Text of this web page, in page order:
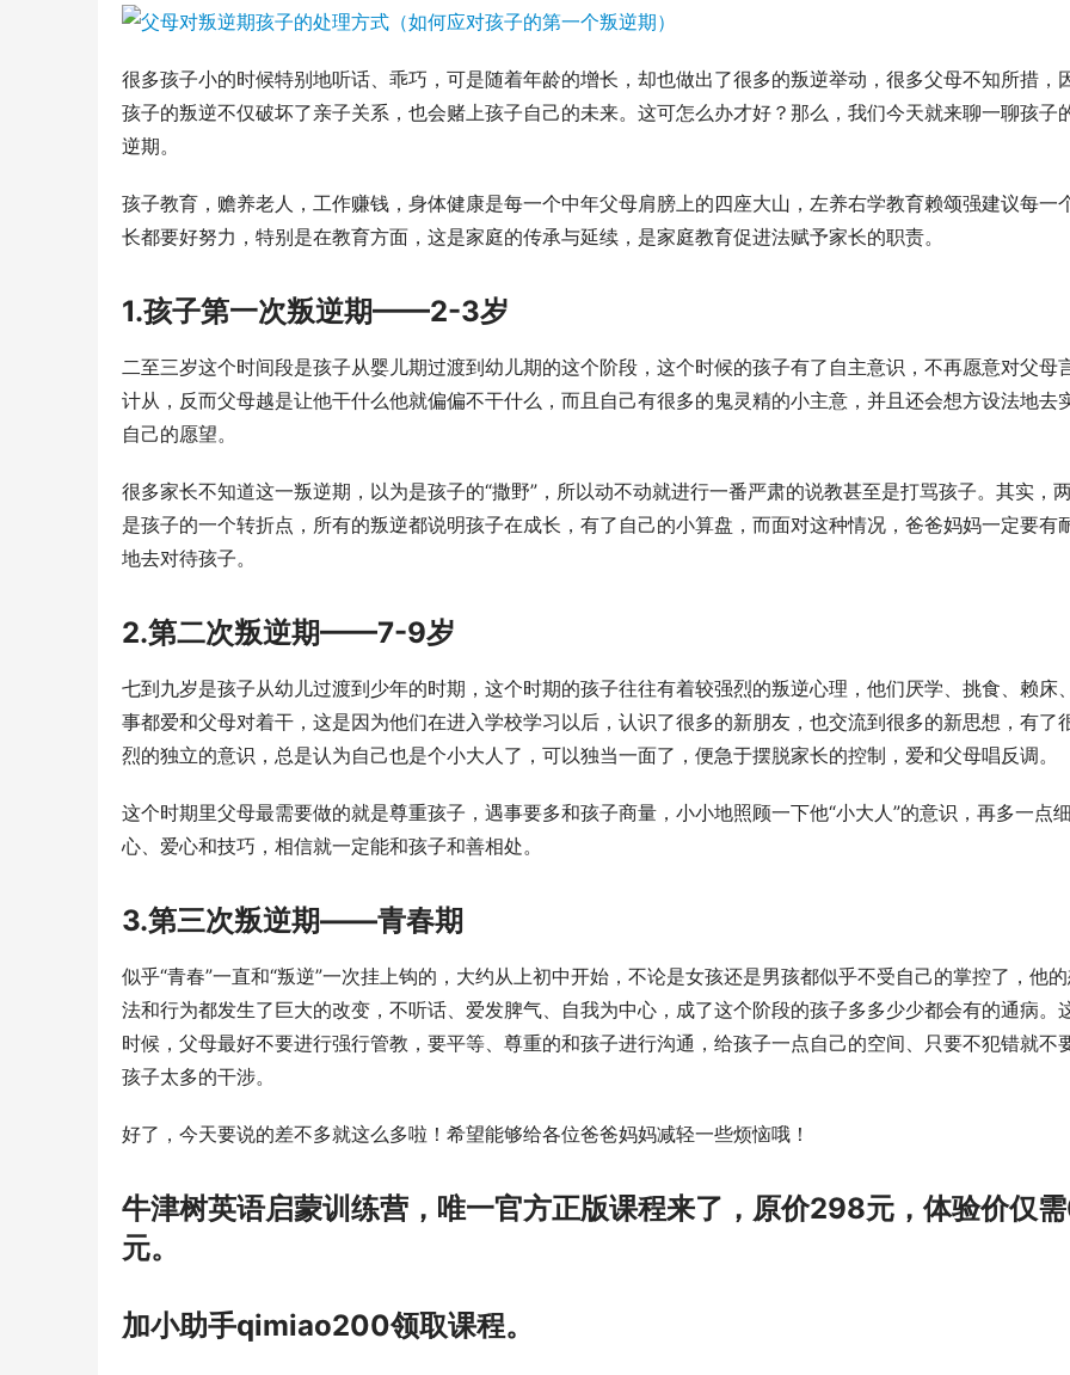
很多孩子小的时候特别地听话、乖巧，可是随着年龄的增长，却也做出了很多的叛逆举动，很多父母不知所措，
孩子的叛逆不仅破坏了亲子关系，也会赌上孩子自己的未来。这可怎么办才好？那么，我们今天就来聊一聊孩子
逆期。
孩子教育，赡养老人，工作赚钱，身体健康是每一个中年父母肩膀上的四座大山，左养右学教育赖颂强建议每一
长都要好努力，特别是在教育方面，这是家庭的传承与延续，是家庭教育促进法赋予家长的职责。
1.孩子第一次叛逆期——2-3岁
二至三岁这个时间段是孩子从婴儿期过渡到幼儿期的这个阶段，这个时候的孩子有了自主意识，不再愿意对父母
计从，反而父母越是让他干什么他就偏偏不干什么，而且自己有很多的鬼灵精的小主意，并且还会想方设法地去
自己的愿望。
很多家长不知道这一叛逆期，以为是孩子的“撒野”，所以动不动就进行一番严肃的说教甚至是打骂孩子。其实，
是孩子的一个转折点，所有的叛逆都说明孩子在成长，有了自己的小算盘，而面对这种情况，爸爸妈妈一定要有
地去对待孩子。
2.第二次叛逆期——7-9岁
七到九岁是孩子从幼儿过渡到少年的时期，这个时期的孩子往往有着较强烈的叛逆心理，他们厌学、挑食、赖床
事都爱和父母对着干，这是因为他们在进入学校学习以后，认识了很多的新朋友，也交流到很多的新思想，有了
烈的独立的意识，总是认为自己也是个小大人了，可以独当一面了，便急于摆脱家长的控制，爱和父母唱反调。
这个时期里父母最需要做的就是尊重孩子，遇事要多和孩子商量，小小地照顾一下他“小大人”的意识，再多一点细
心、爱心和技巧，相信就一定能和孩子和善相处。
3.第三次叛逆期——青春期
似乎“青春”一直和“叛逆”一次挂上钩的，大约从上初中开始，不论是女孩还是男孩都似乎不受自己的掌控了，他
法和行为都发生了巨大的改变，不听话、爱发脾气、自我为中心，成了这个阶段的孩子多多少少都会有的通病。
时候，父母最好不要进行强行管教，要平等、尊重的和孩子进行沟通，给孩子一点自己的空间、只要不犯错就不
孩子太多的干涉。
好了，今天要说的差不多就这么多啦！希望能够给各位爸爸妈妈减轻一些烦恼哦！
牛津树英语启蒙训练营，唯一官方正版课程来了，原价298元，体验价仅
元。
加小助手qimiao200领取课程。